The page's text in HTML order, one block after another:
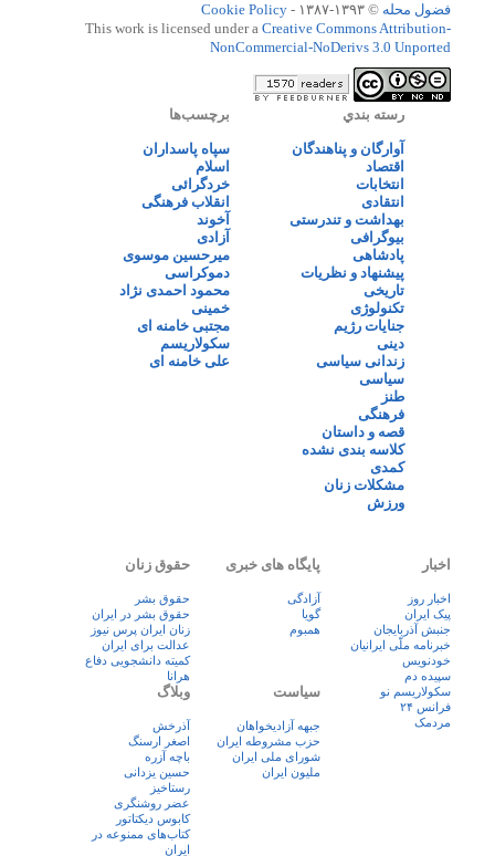
فضول محله © ۱۳۹۳-۱۳۸۷ -
Cookie Policy
This work is licensed under a Creative Commons Attribution-
NonCommercial-NoDerivs 3.0 Unported
رسته بندي
آوارگان و پناهندگان
اقتصاد
انتخابات
انتقادی
بهداشت و تندرستی
بیوگرافی
پادشاهی
پیشنهاد و نظریات
تاریخی
تکنولوژی
جنایات رژیم
دینی
زندانی سیاسی
سیاسی
طنز
فرهنگی
قصه و داستان
کلاسه بندی نشده
کمدی
مشکلات زنان
ورزش
برچسب‌ها
سپاه پاسداران
اسلام
خردگرائی
انقلاب فرهنگی
آخوند
آزادی
میرحسین موسوی
دموکراسی
محمود احمدی نژاد
خمینی
مجتبی خامنه ای
سکولاریسم
علی خامنه ای
اخبار
اخبار روز
پيک ايران
جنبش آذربایجان
خبرنامه ملّی ایرانیان
خودنویس
سپیده دم
سکولاریسم نو
فرانس ۲۴
مردمک
پایگاه های خبری
آزادگی
گویا
همبوم
حقوق زنان
حقوق بشر
حقوق بشر در ایران
زنان ايران پرس نيوز
عدالت برای ایران
کمیته دانشجویی دفاع
هرانا
سیاست
جبهه آزادیخواهان
حزب مشروطه ایران
شورای ملی ایران
ملیون ایران
وبلاگ
آذرخش
اصغر ارسنگ
باچه آزره
حسین یزدانی
رستاخیز
عضر روشنگری
کابوس دیکتاتور
کتاب‌های ممنوعه در
ایران